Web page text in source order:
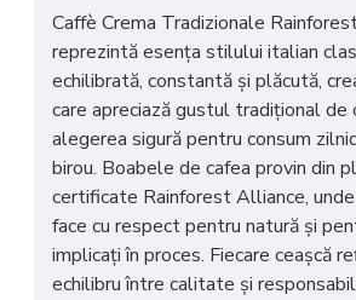
Caffè Crema Tradizionale
reprezintă esența stilului italian
echilibrată, constantă și plăcută,
care apreciază gustul tradițional de
alegerea sigură pentru consum
birou. Boabele de cafea provin din
certificate Rainforest Alliance,
face cu respect pentru natură și
implicați în proces. Fiecare ceașcă
echilibru între calitate și